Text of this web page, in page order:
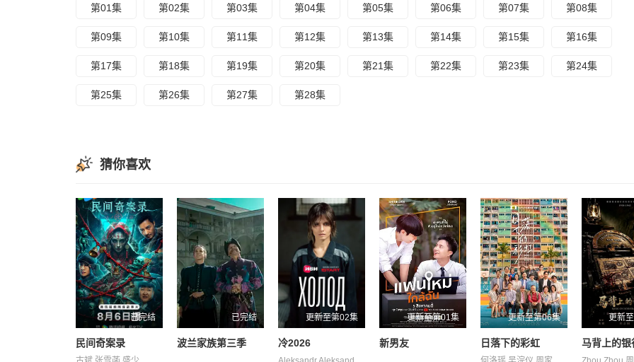
第01集 第02集 第03集 第04集 第05集 第06集 第07集 第08集
第09集 第10集 第11集 第12集 第13集 第14集 第15集 第16集
第17集 第18集 第19集 第20集 第21集 第22集 第23集 第24集
第25集 第26集 第27集 第28集
猜你喜欢
已完结
民间奇案录
已完结
波兰家族第三季
更新至第02集
冷2026
更新至第01集
新男友
更新至第06集
日落下的彩虹
更新
马背上的银